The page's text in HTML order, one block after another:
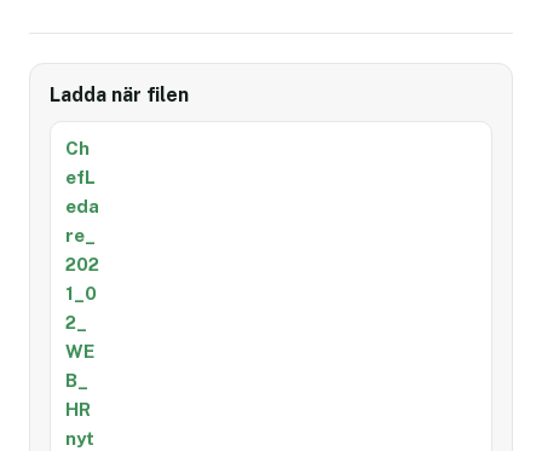
Ladda när filen
Ch
efL
eda
re_
202
1_0
2_
WE
B_
HR
nyt